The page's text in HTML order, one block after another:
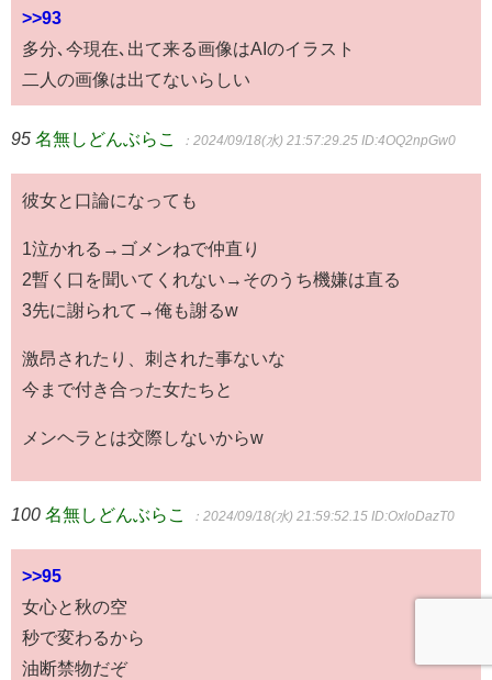
>>93
多分､今現在､出て来る画像はAIのイラスト
二人の画像は出てないらしい
95 名無しどんぶらこ ：2024/09/18(水) 21:57:29.25 ID:4OQ2npGw0
彼女と口論になっても
1泣かれる→ゴメンねで仲直り
2暫く口を聞いてくれない→そのうち機嫌は直る
3先に謝られて→俺も謝るw
激昂されたり、刺された事ないな
今まで付き合った女たちと
メンヘラとは交際しないからw
100 名無しどんぶらこ ：2024/09/18(水) 21:59:52.15 ID:OxloDazT0
>>95
女心と秋の空
秒で変わるから
油断禁物だぞ